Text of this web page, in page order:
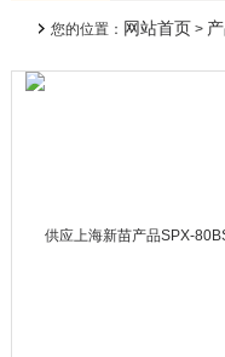
您的位置： 网站首页 >